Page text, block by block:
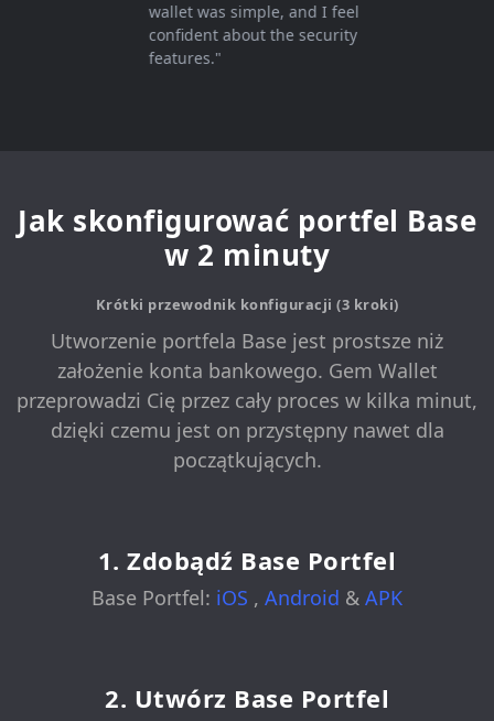
wallet was simple, and I feel
confident about the security
features."
Jak skonfigurować portfel Base
w 2 minuty
Krótki przewodnik konfiguracji (3 kroki)
Utworzenie portfela Base jest prostsze niż
założenie konta bankowego. Gem Wallet
przeprowadzi Cię przez cały proces w kilka minut,
dzięki czemu jest on przystępny nawet dla
początkujących.
1. Zdobądź Base Portfel
Base Portfel: iOS , Android & APK
2. Utwórz Base Portfel